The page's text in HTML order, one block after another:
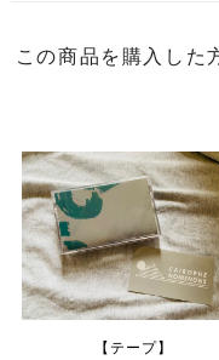
この商品を購入した
【テープ】